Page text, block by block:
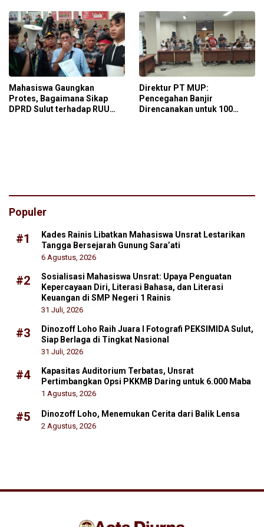
Mahasiswa Gaungkan
Protes, Bagaimana Sikap
DPRD Sulut terhadap RUU
Direktur PT MUP:
Pencegahan Banjir
Direncanakan untuk 100
Populer
#1
Kades Rainis Libatkan Mahasiswa Unsrat Lestarikan
Tangga Bersejarah Gunung Sara’ati
6 Agustus, 2026
#2
Sosialisasi Mahasiswa Unsrat: Upaya Penguatan
Kepercayaan Diri, Literasi Bahasa, dan Literasi
Keuangan di SMP Negeri 1 Rainis
31 Juli, 2026
#3
Dinozoff Loho Raih Juara I Fotografi PEKSIMIDA Sulut,
Siap Berlaga di Tingkat Nasional
31 Juli, 2026
#4
Kapasitas Auditorium Terbatas, Unsrat
Pertimbangkan Opsi PKKMB Daring untuk 6.000 Maba
1 Agustus, 2026
#5 Dinozoff Loho, Menemukan Cerita dari Balik Lensa
2 Agustus, 2026